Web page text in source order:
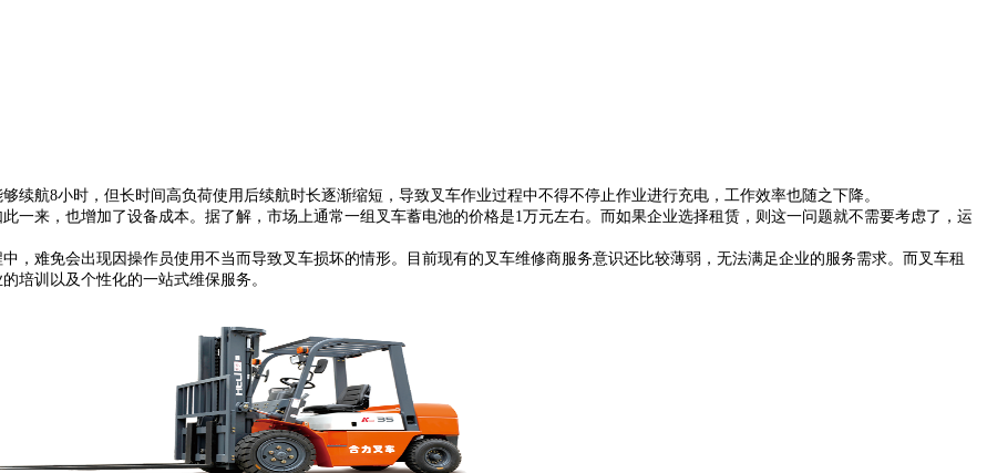
续航8小时，但长时间高负荷使用后续航时长逐渐缩短，导致叉车作业过程中不得不停止作业进行充电，工作效率也随之下降。
一来，也增加了设备成本。据了解，市场上通常一组叉车蓄电池的价格是1万元左右。而如果企业选择租赁，则这一问题就不需要考虑了，运
，难免会出现因操作员使用不当而导致叉车损坏的情形。目前现有的叉车维修商服务意识还比较薄弱，无法满足企业的服务需求。而叉车租
培训以及个性化的一站式维保服务。